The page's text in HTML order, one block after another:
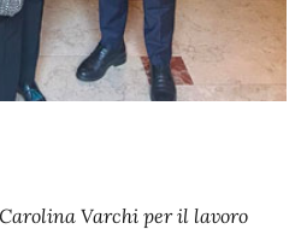
Varchi per il lavoro